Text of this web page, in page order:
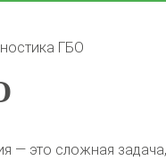
ГБО
— это сложная